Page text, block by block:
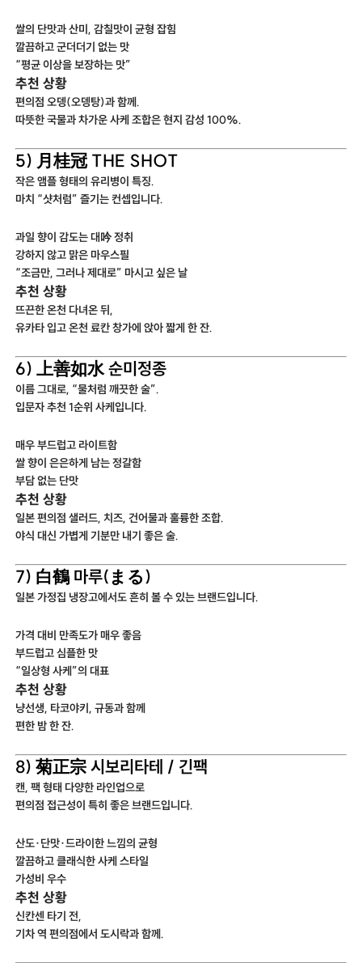
쌀의 단맛과 산미, 감칠맛이 균형 잡힘
깔끔하고 군더더기 없는 맛
“평균 이상을 보장하는 맛”
추천 상황
편의점 오뎅(오뎅탕)과 함께.
따뜻한 국물과 차가운 사케 조합은 현지 감성 100%.
5) 月桂冠 THE SHOT
작은 앰플 형태의 유리병이 특징.
마치 “샷처럼” 즐기는 컨셉입니다.
과일 향이 감도는 대吟 정취
강하지 않고 맑은 마우스필
“조금만, 그러나 제대로” 마시고 싶은 날
추천 상황
뜨끈한 온천 다녀온 뒤,
유카타 입고 온천 료칸 창가에 앉아 짧게 한 잔.
6) 上善如水 순미정종
이름 그대로, “물처럼 깨끗한 술”.
입문자 추천 1순위 사케입니다.
매우 부드럽고 라이트함
쌀 향이 은은하게 남는 정갈함
부담 없는 단맛
추천 상황
일본 편의점 샐러드, 치즈, 건어물과 훌륭한 조합.
야식 대신 가볍게 기분만 내기 좋은 술.
7) 白鶴 마루(まる)
일본 가정집 냉장고에서도 흔히 볼 수 있는 브랜드입니다.
가격 대비 만족도가 매우 좋음
부드럽고 심플한 맛
“일상형 사케”의 대표
추천 상황
냥선생, 타코야키, 규동과 함께
편한 밤 한 잔.
8) 菊正宗 시보리타테 / 긴팩
캔, 팩 형태 다양한 라인업으로
편의점 접근성이 특히 좋은 브랜드입니다.
산도·단맛·드라이한 느낌의 균형
깔끔하고 클래식한 사케 스타일
가성비 우수
추천 상황
신칸센 타기 전,
기차 역 편의점에서 도시락과 함께.